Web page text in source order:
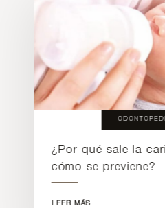
¿Por qué sale la
cómo se previene?
LEER MÁS